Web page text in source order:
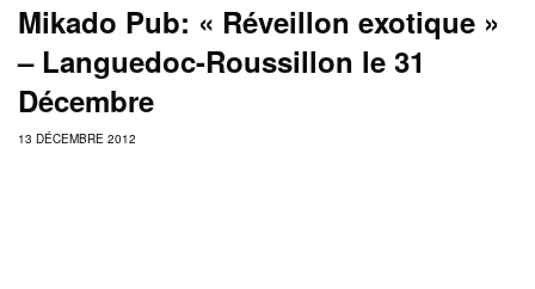
Mikado Pub: « Réveillon exotique »
– Languedoc-Roussillon le 31
Décembre
13 DÉCEMBRE 2012